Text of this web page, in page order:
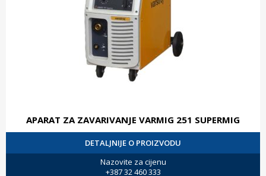
APARAT ZA ZAVARIVANJE VARMIG 251 SUPERMIG
DETALJNIJE O PROIZVODU
Nazovite za cijenu
+387 32 460 333